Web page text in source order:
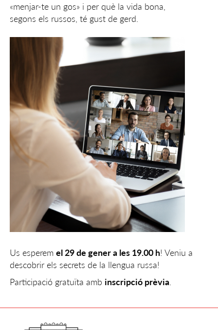
«menjar-te un gos» i per què la vida bona,
segons els russos, té gust de gerd.
Us esperem el 29 de gener a les 19.00 h! Veniu a
descobrir els secrets de la llengua russa!
Participació gratuïta amb inscripció prèvia